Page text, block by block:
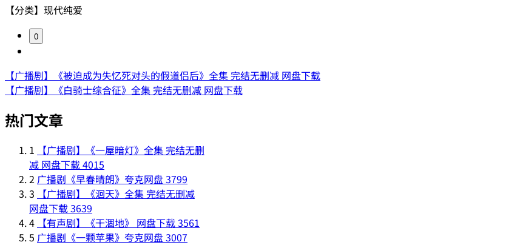
【分类】现代纯爱
0
【广播剧】《被迫成为失忆死对头的假道侣后》全集 完结无删减 网盘下载
【广播剧】《白骑士综合征》全集 完结无删减 网盘下载
热门文章
1
【广播剧】《一屋暗灯》全集 完结无删
减 网盘下载4015
2 广播剧《早春晴朗》夸克网盘3799
3
【广播剧】《洄天》全集 完结无删减
网盘下载3639
4 【有声剧】《干涸地》 网盘下载3561
5 广播剧《一颗苹果》夸克网盘3007